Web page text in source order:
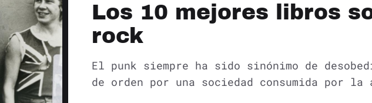
Los 10 mejores libros
rock
El punk siempre ha sido sinónimo de
de orden por una sociedad consumida por